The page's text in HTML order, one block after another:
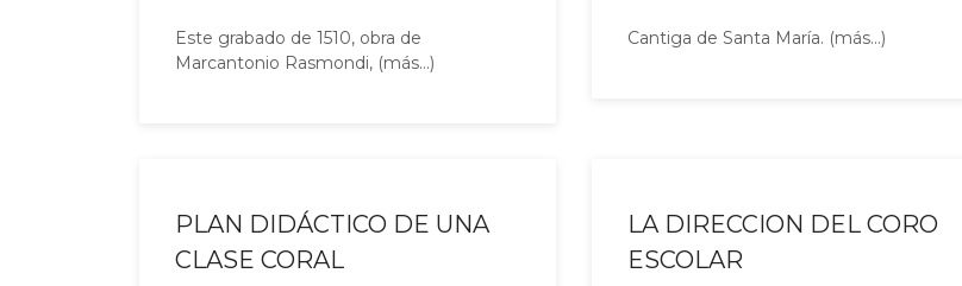
Este grabado de 1510, obra de
Marcantonio Rasmondi, (más…)
Cantiga de Santa María. (más…)
PLAN DIDÁCTICO DE UNA
CLASE CORAL
LA DIRECCION DEL CORO
ESCOLAR